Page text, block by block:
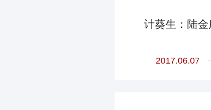
计葵生：陆
2017.06.07